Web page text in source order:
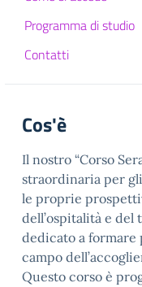
Programma di studio
Contatti
Cos'è
Il nostro “Corso
straordinaria per
le proprie
dell’ospitalità e del
dedicato a
campo
Questo corso è